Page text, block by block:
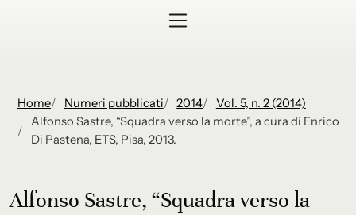
Home Numeri pubblicati 2014
Vol. 5, n. 2 (2014)
Alfonso Sastre, “Squadra verso la morte”, a cura di Enrico
Di Pastena, ETS, Pisa, 2013.
Alfonso Sastre, “Squadra verso la